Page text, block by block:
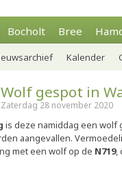
Bocholt Bree
Kalender
Wolf gespot in
Zaterdag 28 november 2020
is deze namiddag een wolf
aangevallen.
met een wolf op de N719,